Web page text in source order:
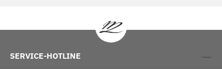
SERVICE-HOTLINE